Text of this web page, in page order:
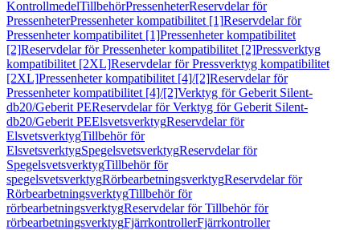
KontrollmedelTillbehörPressenheterReservdelar för
PressenheterPressenheter kompatibilitet [1]Reservdelar för
Pressenheter kompatibilitet [1]Pressenheter kompatibilitet
[2]Reservdelar för Pressenheter kompatibilitet [2]Pressverktyg
kompatibilitet [2XL]Reservdelar för Pressverktyg kompatibilitet
[2XL]Pressenheter kompatibilitet [4]/[2]Reservdelar för
Pressenheter kompatibilitet [4]/[2]Verktyg för Geberit Silent-
db20/Geberit PEReservdelar för Verktyg för Geberit Silent-
db20/Geberit PEElsvetsverktygReservdelar för
ElsvetsverktygTillbehör för
ElsvetsverktygSpegelsvetsverktygReservdelar för
SpegelsvetsverktygTillbehör för
spegelsvetsverktygRörbearbetningsverktygReservdelar för
RörbearbetningsverktygTillbehör för
rörbearbetningsverktygReservdelar för Tillbehör för
rörbearbetningsverktygFjärrkontrollerFjärrkontroller